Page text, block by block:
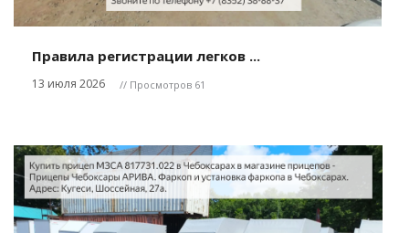
Правила регистрации легков ...
13 июля 2026 // Просмотров 61